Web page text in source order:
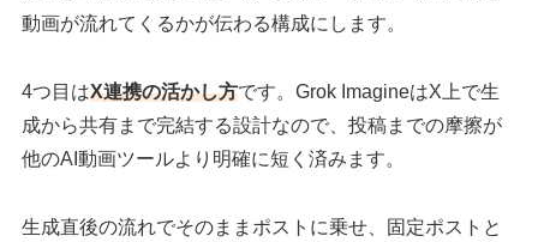
動画が流れてくるかが伝わる構成にします。
4つ目はX連携の活かし方です。Grok ImagineはX上で生
成から共有まで完結する設計なので、投稿までの摩擦が
他のAI動画ツールより明確に短く済みます。
生成直後の流れでそのままポストに乗せ、固定ポストと